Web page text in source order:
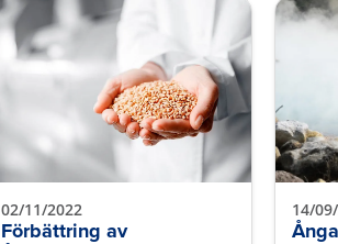
02/11/2022
Förbättring av
14/